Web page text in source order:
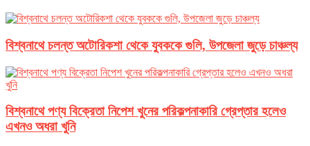
বিশ্বনাথে চলন্ত অটোরিকশা থেকে যুবককে গুলি, উপজেলা জুড়ে চাঞ্চল্য
বিশ্বনাথে পণ্য বিক্রেতা নিপেশ খুনের পরিকল্পনাকারি গ্রেপ্তার হলেও
এখনও অধরা খুনি